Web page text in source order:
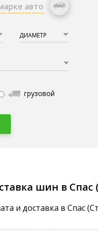
авто
ДИАМЕТР
грузовой
шин в Спас
и доставка в Спас